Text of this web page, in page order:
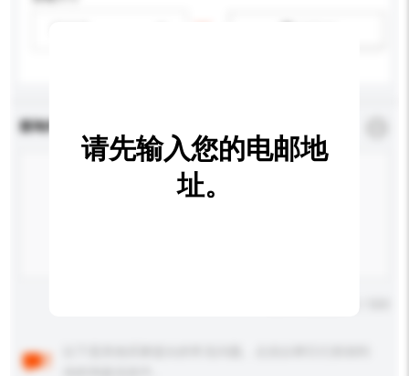
查询内容
请先输入您的电邮地
址。